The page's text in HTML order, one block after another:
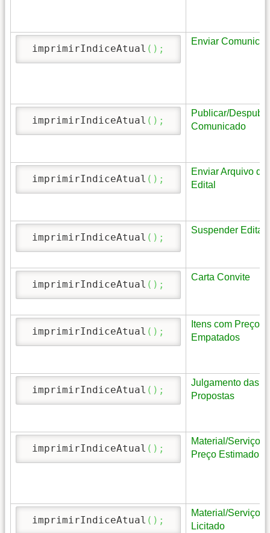
imprimirIndiceAtual ( ) ;
Enviar
imprimirIndiceAtual ( ) ;
Publicar/
Comunicado
imprimirIndiceAtual ( ) ;
Enviar Arquivo de
Edital
imprimirIndiceAtual ( ) ;
Suspender Edital
imprimirIndiceAtual ( ) ;
Carta Convite
imprimirIndiceAtual ( ) ;
Itens com Preços
Empatados
imprimirIndiceAtual ( ) ;
Julgamento das
Propostas
imprimirIndiceAtual ( ) ;
Material/Serviço
Preço Estimado
imprimirIndiceAtual ( ) ;
Material/Serviço
Licitado